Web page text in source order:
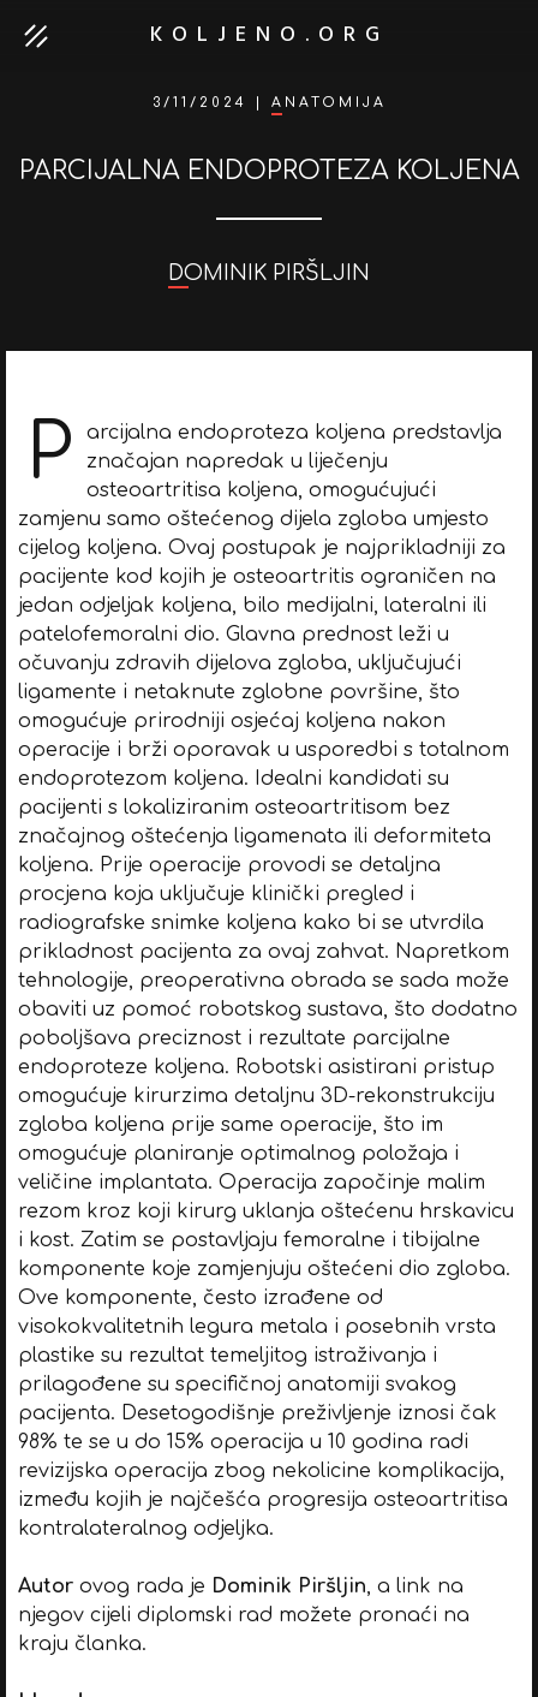
KOLJENO.ORG
3/11/2024 | ANATOMIJA
PARCIJALNA ENDOPROTEZA KOLJENA
DOMINIK PIRŠLJIN
P
arcijalna endoproteza koljena predstavlja
značajan napredak u liječenju
osteoartritisa koljena, omogućujući
zamjenu samo oštećenog dijela zgloba umjesto
cijelog koljena. Ovaj postupak je najprikladniji za
pacijente kod kojih je osteoartritis ograničen na
jedan odjeljak koljena, bilo medijalni, lateralni ili
patelofemoralni dio. Glavna prednost leži u
očuvanju zdravih dijelova zgloba, uključujući
ligamente i netaknute zglobne površine, što
omogućuje prirodniji osjećaj koljena nakon
operacije i brži oporavak u usporedbi s totalnom
endoprotezom koljena. Idealni kandidati su
pacijenti s lokaliziranim osteoartritisom bez
značajnog oštećenja ligamenata ili deformiteta
koljena. Prije operacije provodi se detaljna
procjena koja uključuje klinički pregled i
radiografske snimke koljena kako bi se utvrdila
prikladnost pacijenta za ovaj zahvat. Napretkom
tehnologije, preoperativna obrada se sada može
obaviti uz pomoć robotskog sustava, što dodatno
poboljšava preciznost i rezultate parcijalne
endoproteze koljena. Robotski asistirani pristup
omogućuje kirurzima detaljnu 3D-rekonstrukciju
zgloba koljena prije same operacije, što im
omogućuje planiranje optimalnog položaja i
veličine implantata. Operacija započinje malim
rezom kroz koji kirurg uklanja oštećenu hrskavicu
i kost. Zatim se postavljaju femoralne i tibijalne
komponente koje zamjenjuju oštećeni dio zgloba.
Ove komponente, često izrađene od
visokokvalitetnih legura metala i posebnih vrsta
plastike su rezultat temeljitog istraživanja i
prilagođene su specifičnoj anatomiji svakog
pacijenta. Desetogodišnje preživljenje iznosi čak
98% te se u do 15% operacija u 10 godina radi
revizijska operacija zbog nekolicine komplikacija,
između kojih je najčešća progresija osteoartritisa
kontralateralnog odjeljka.
Autorovog rada je Dominik Piršljin , a link na
njegov cijeli diplomski rad možete pronaći na
kraju članka.